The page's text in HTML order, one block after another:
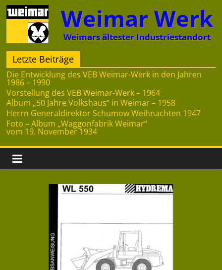
Zum
Inhalt
springen
Weimar Werk
Weimars ältester Industriestandort
Letzte Beiträge
Die Entwicklung des VEB Weimar-Werk in den Jahren
1986 – 1990
Vorstellung des VEB Weimar-Werk – 1964
Album „50 Jahre Volkshaus“ in Weimar – 1958
Herrn Generaldirektor Schumow Weihnachten 1947
Foto – Album „Waggonfabrik Weimar“
vom 19. November 1934